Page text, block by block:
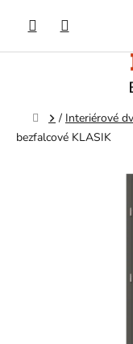
obsah
Domov
/ Interiérové
bezfalcové KLASIK